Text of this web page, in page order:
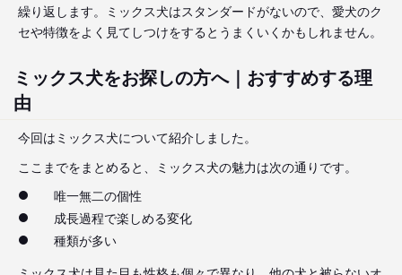
繰り返します。ミックス犬はスタンダードがないので、愛犬のク
セや特徴をよく見てしつけをするとうまくいくかもしれません。
ミックス犬をお探しの方へ｜おすすめする理
由
今回はミックス犬について紹介しました。
ここまでをまとめると、ミックス犬の魅力は次の通りです。
唯一無二の個性
成長過程で楽しめる変化
種類が多い